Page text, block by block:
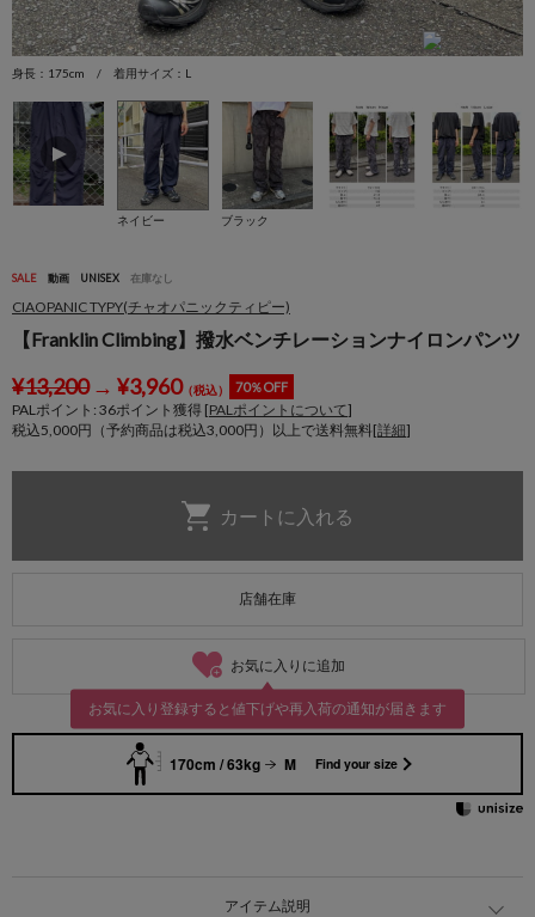
身長：175cm / 着用サイズ：L
ネイビー ブラック
SALE 動画 UNISEX 在庫なし
CIAOPANIC TYPY(チャオパニックティピー)
【Franklin Climbing】撥水ベンチレーションナイロンパンツ
¥13,200→ ¥3,960（税込） 70％OFF
PALポイント: 36ポイント獲得 [PALポイントについて]
税込5,000円（予約商品は税込3,000円）以上で送料無料[詳細]
店舗在庫
お気に入りに追加
お気に入り登録すると値下げや再入荷の通知が届きます
170cm / 63kg M Find your size
アイテム説明